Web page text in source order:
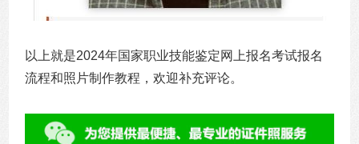
以上就是2024年国家职业技能鉴定网上报名考试报名
流程和照片制作教程，欢迎补充评论。